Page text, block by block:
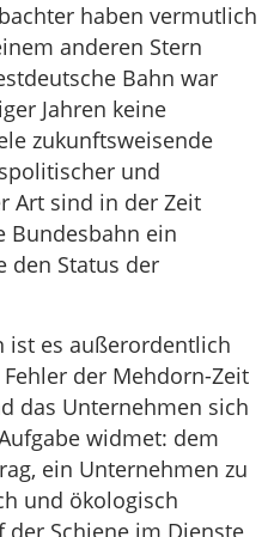
haben vermutlich
anderen Stern
Bahn war
Jahren keine
zukunftsweisende
und
Art sind in der Zeit
Bundesbahn ein
den Status der
ist es außerordentlich
der Mehdorn-Zeit
das Unternehmen sich
widmet: dem
ein Unternehmen zu
und ökologisch
Schiene im Dienste